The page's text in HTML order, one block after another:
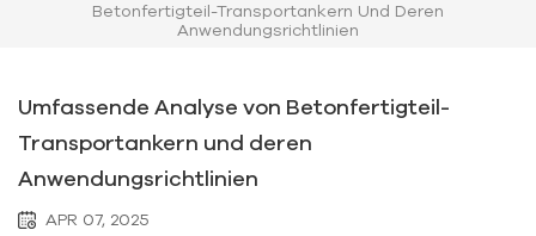
Betonfertigteil-Transportankern Und Deren
Anwendungsrichtlinien
Umfassende Analyse von Betonfertigteil-
Transportankern und deren
Anwendungsrichtlinien
APR 07, 2025